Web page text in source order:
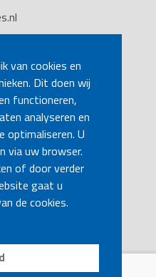
van cookies en
Dit doen wij
functioneren,
analyseren en
optimaliseren. U
via uw browser.
of door verder
gaat u
de cookies.
|Cookies